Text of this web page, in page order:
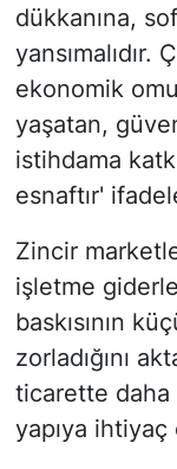
dükkanına,
yansımalıdır.
ekonomik
yaşatan,
istihdama
esnaftır'
Zincir
işletme
baskısının
zorladığını
ticarette
yapıya ihtiyaç